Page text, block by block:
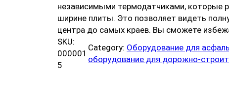
независимыми термодатчиками, которые
ширине плиты. Это позволяет видеть
центра до самых краев. Вы сможете
SKU:
000001
5
Category: Оборудование для
оборудование для дорожно-